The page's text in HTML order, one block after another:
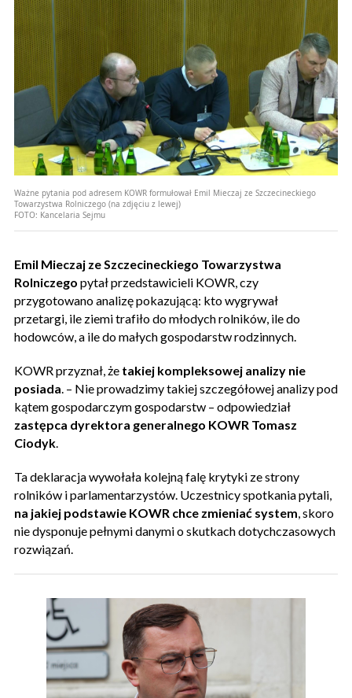
Ważne pytania pod adresem KOWR formułował Emil Mieczaj ze Szczecineckiego
Towarzystwa Rolniczego (na zdjęciu z lewej)
FOTO: Kancelaria Sejmu
Emil Mieczaj ze Szczecineckiego Towarzystwa
Rolniczego pytał przedstawicieli KOWR, czy
przygotowano analizę pokazującą: kto wygrywał
przetargi, ile ziemi trafiło do młodych rolników, ile do
hodowców, a ile do małych gospodarstw rodzinnych.
KOWR przyznał, że takiej kompleksowej analizy nie
posiada. – Nie prowadzimy takiej szczegółowej analizy pod
kątem gospodarczym gospodarstw – odpowiedział
zastępca dyrektora generalnego KOWR Tomasz
Ciodyk.
Ta deklaracja wywołała kolejną falę krytyki ze strony
rolników i parlamentarzystów. Uczestnicy spotkania pytali,
na jakiej podstawie KOWR chce zmieniać system, skoro
nie dysponuje pełnymi danymi o skutkach dotychczasowych
rozwiązań.